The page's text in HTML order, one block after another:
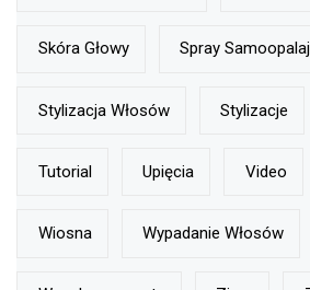
Skóra Głowy Spray
Stylizacja Włosów Stylizacje
Tutorial Upięcia Video
Wiosna Wypadanie Włosów